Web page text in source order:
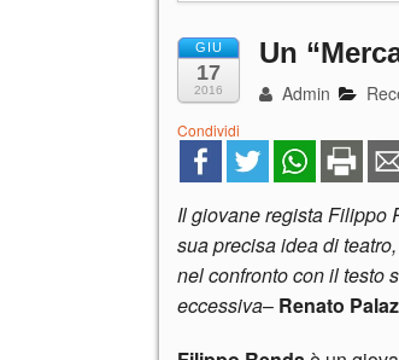
GIU
17
2016
Un
Admin
Condividi
Il giovane regista Filippo
sua precisa idea di
nel confronto con il testo
eccessiva– Renato